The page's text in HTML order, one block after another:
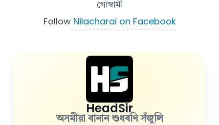
গোস্বামী
Follow Nilacharai on Facebook
HeadSir
অসমীয়া বানান শুধৰণি সঁজুলি